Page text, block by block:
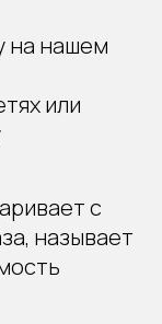
на нашем
или
с
называет